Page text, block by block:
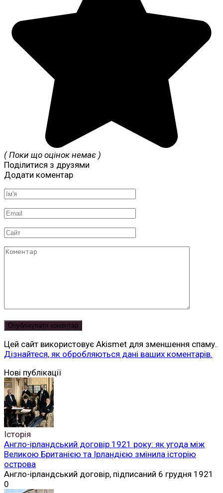
( Поки що оцінок немає )
Поділитися з друзями
Додати коментар
Ім'я
*
Email
*
Сайт
Коментар
Цей сайт використовує Akismet для зменшення спаму.
Дізнайтеся, як обробляються дані ваших коментарів.